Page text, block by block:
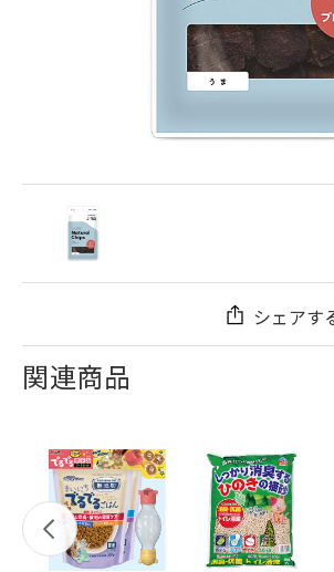
シェアす
関連商品